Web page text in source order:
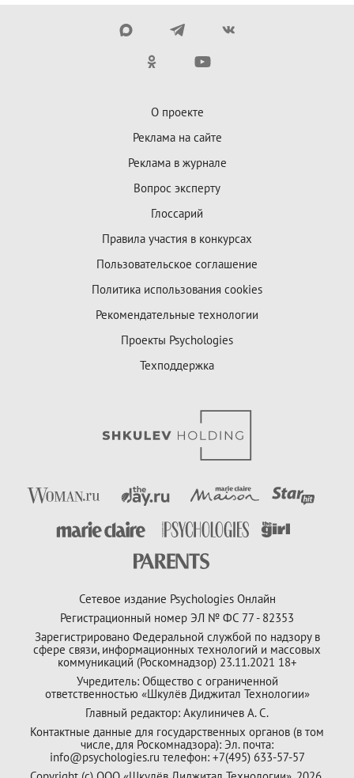
О проекте
Реклама на сайте
Реклама в журнале
Вопрос эксперту
Глоссарий
Правила участия в конкурсах
Пользовательское соглашение
Политика использования cookies
Рекомендательные технологии
Проекты Psychologies
Техподдержка
Сетевое издание Psychologies Онлайн
Регистрационный номер ЭЛ № ФС 77 - 82353
Зарегистрировано Федеральной службой по надзору в
сфере связи, информационных технологий и массовых
коммуникаций (Роскомнадзор) 23.11.2021 18+
Учредитель: Общество с ограниченной
ответственностью «Шкулёв Диджитал Технологии»
Главный редактор: Акулиничев А. С.
Контактные данные для государственных органов (в том
числе, для Роскомнадзора): Эл. почта:
info@psychologies.ru телефон: +7(495) 633-57-57